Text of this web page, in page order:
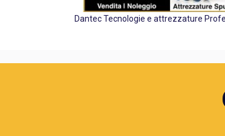
Dantec Tecnologie e attrezzature